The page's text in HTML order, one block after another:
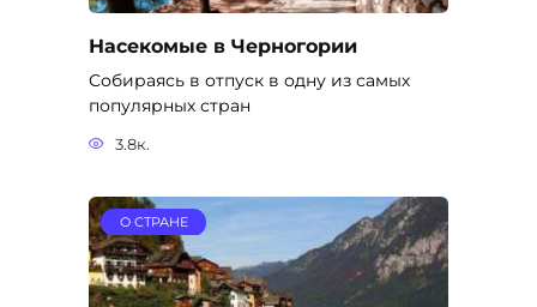
Насекомые в Черногории
Собираясь в отпуск в одну из самых
популярных стран
3.8к.
О СТРАНЕ